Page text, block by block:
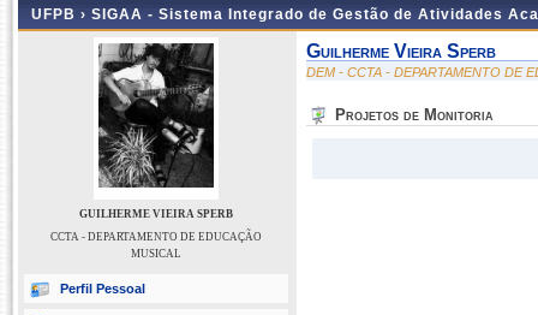
UFPB › SIGAA - Sistema Integrado de Gestão de Atividades
GUILHERME VIEIRA SPERB
CCTA - DEPARTAMENTO DE EDUCAÇÃO
MUSICAL
Perfil Pessoal
Guilherme Vieira Sperb
DEM - CCTA - DEPARTAMENTO DE
Projetos de Monitoria